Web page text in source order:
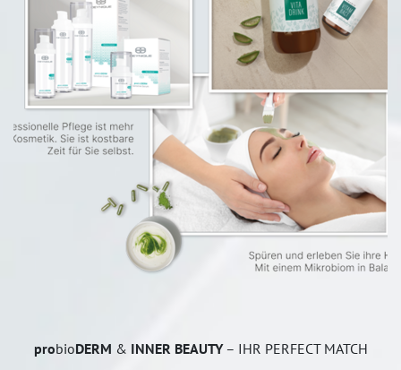
probioDERM & INNER BEAUTY– IHR PERFECT MATCH